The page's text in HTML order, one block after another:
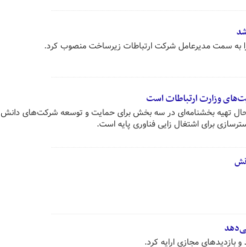
را به سمت مدیرعامل شرکت ارتباطات زیرساخت منصوب کرد.
وزارت ارتباطات است
در حال تهیه بخشنامه‌ای در سه بخش برای حمایت و توسعه شرکت‌های دانش
بازدیدهای مجازی ارایه کرد.